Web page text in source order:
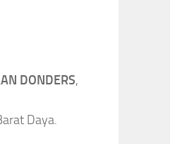
DONDERS,
Daya.